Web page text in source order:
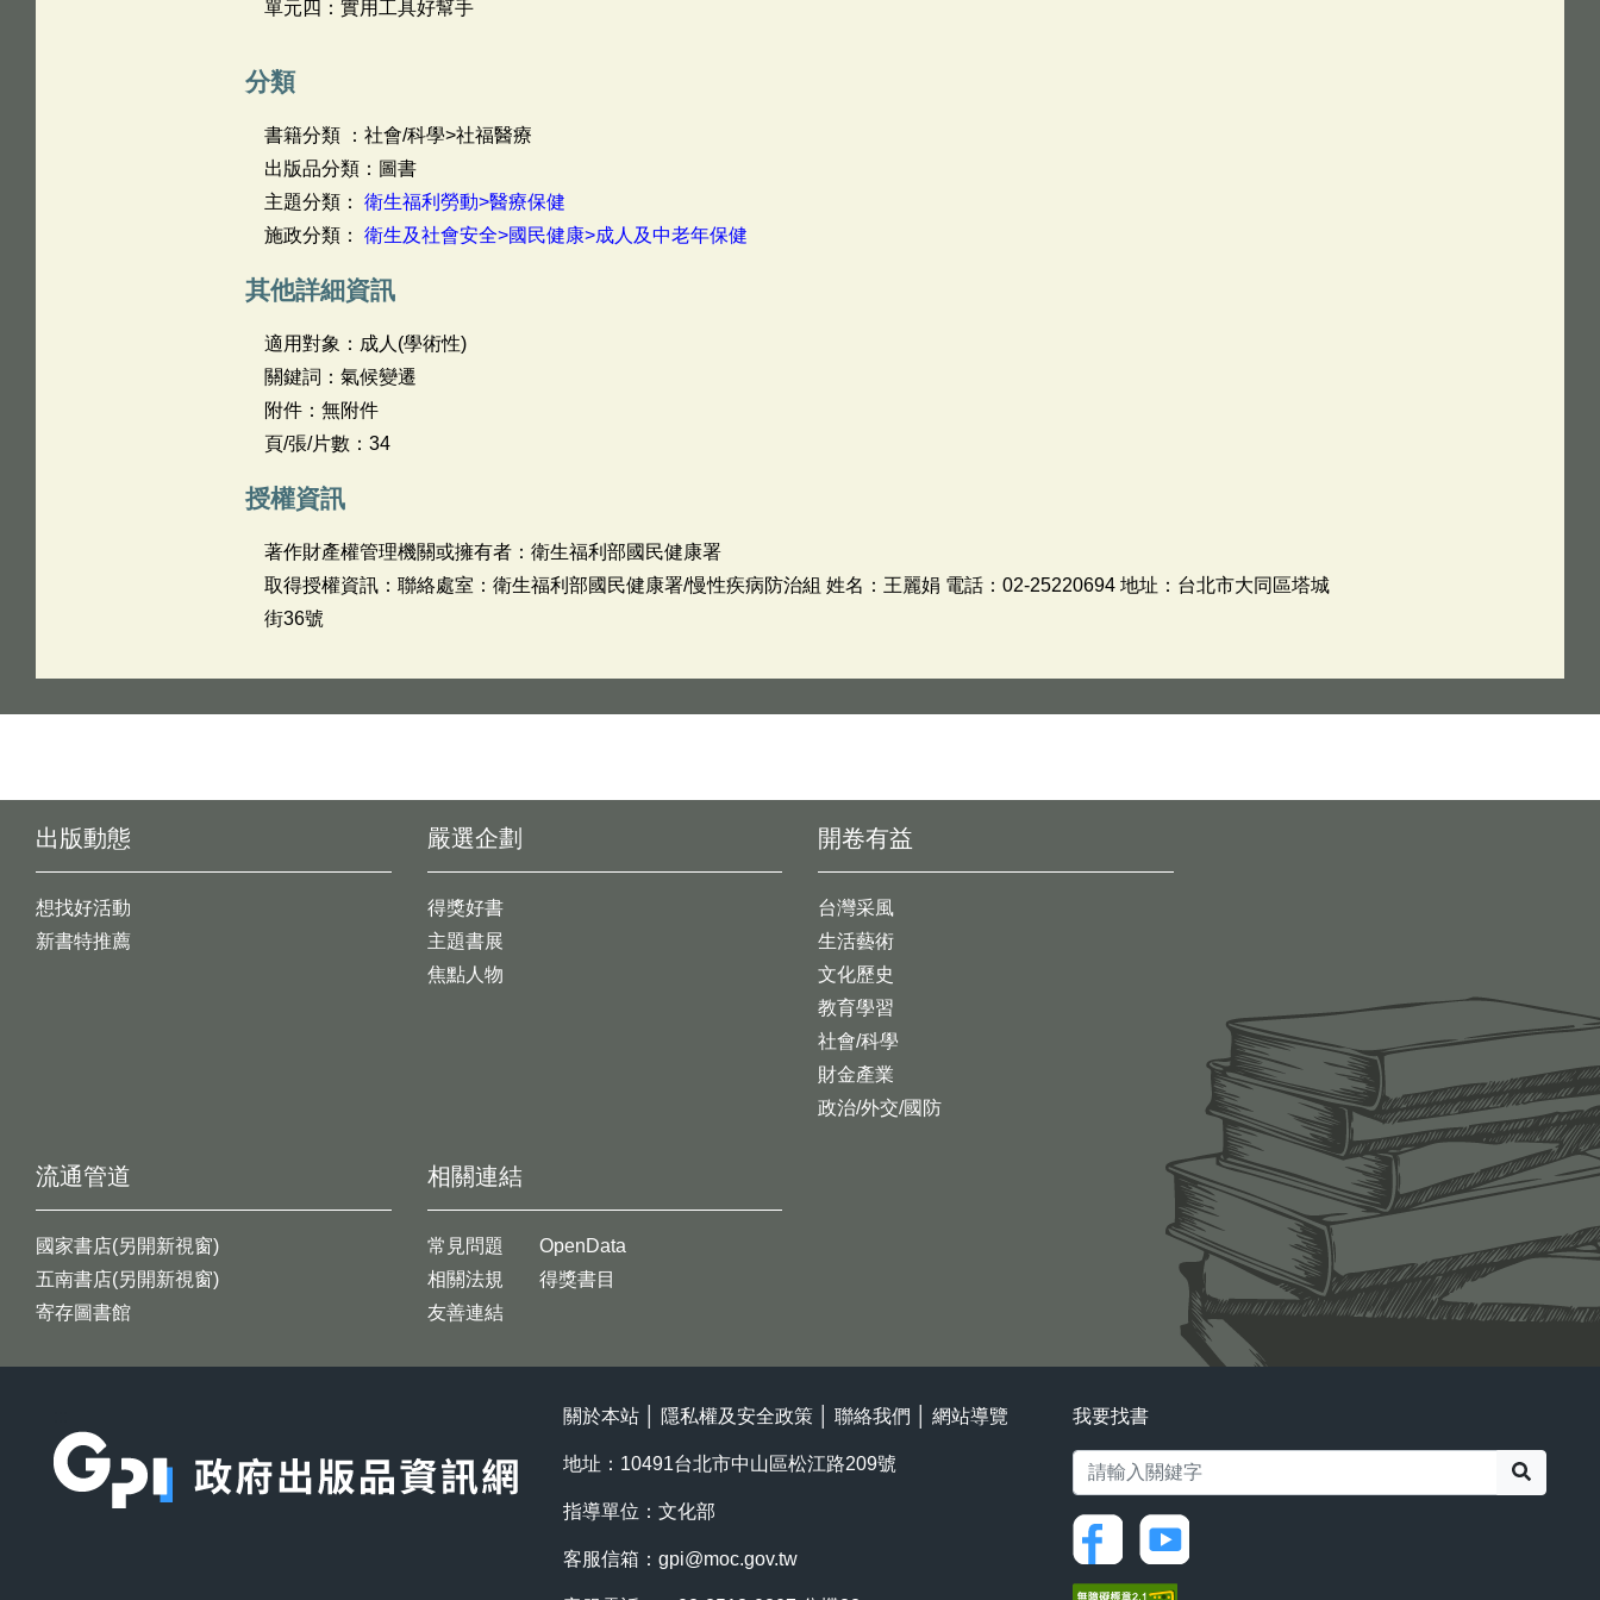
單元四：實用工具好幫手
分類
書籍分類 ：社會/科學>社福醫療
出版品分類：圖書
主題分類： 衛生福利勞動>醫療保健
施政分類： 衛生及社會安全>國民健康>成人及中老年保健
其他詳細資訊
適用對象：成人(學術性)
關鍵詞：氣候變遷
附件：無附件
頁/張/片數：34
授權資訊
著作財產權管理機關或擁有者：衛生福利部國民健康署
取得授權資訊：聯絡處室：衛生福利部國民健康署/慢性疾病防治組 姓名：王麗娟 電話：02-25220694 地址：台北市大同區塔城
街36號
出版動態
想找好活動
新書特推薦
開卷有益
台灣采風
生活藝術
文化歷史
教育學習
社會/科學
財金產業
政治/外交/國防
嚴選企劃
得獎好書
主題書展
焦點人物
流通管道
國家書店(另開新視窗)
五南書店(另開新視窗)
寄存圖書館
相關連結
常見問題
相關法規
友善連結
OpenData
得獎書目
關於本站 隱私權及安全政策 聯絡我們 網站導覽
地址：10491台北市中山區松江路209號
指導單位：文化部
客服信箱： gpi@moc.gov.tw
我要找書